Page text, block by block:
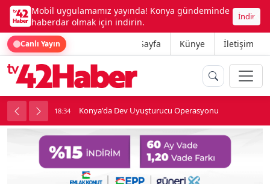
Mobil uygulamamız yayında! Konya gündeminde
haberdar olmak için indirin.
İndir
Canlı Yayın Ana Sayfa Künye İletişim
18:34 Konya'da Dev Uyuşturucu Operasyonu